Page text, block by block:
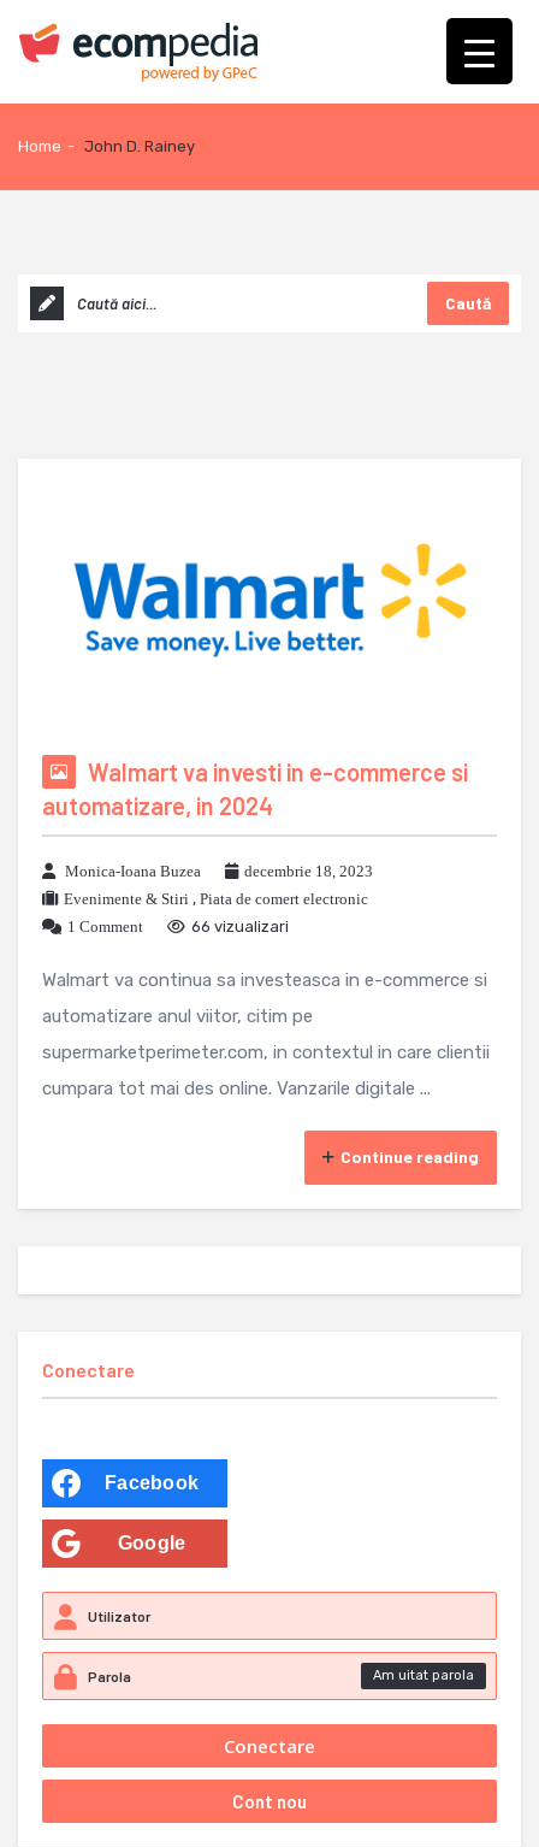
Home - John D. Rainey
Caută
Walmart va investi in e-commerce si
automatizare, in 2024
Monica-Ioana Buzea
decembrie 18, 2023
Evenimente & Stiri , Piata de comert electronic
1 Comment
66 vizualizari
Walmart va continua sa investeasca in e-commerce si
automatizare anul viitor, citim pe
supermarketperimeter.com, in contextul in care clientii
cumpara tot mai des online. Vanzarile digitale ...
Continue reading
Conectare
Facebook
Google
Am uitat parola